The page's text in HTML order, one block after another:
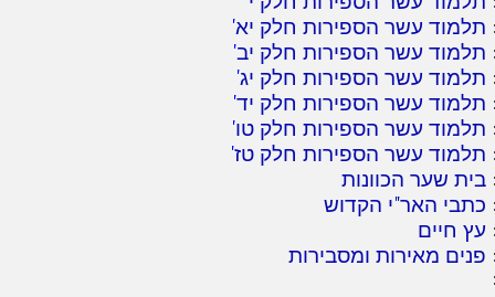
תלמוד עשר הספירות חלק יא'
תלמוד עשר הספירות חלק יב'
תלמוד עשר הספירות חלק יג'
תלמוד עשר הספירות חלק יד'
תלמוד עשר הספירות חלק טו'
תלמוד עשר הספירות חלק טז'
בית שער הכוונות
כתבי האר"י הקדוש
עץ חיים
פנים מאירות ומסבירות